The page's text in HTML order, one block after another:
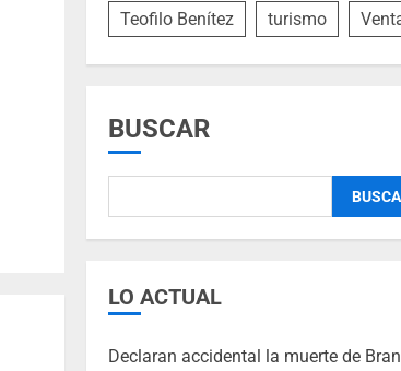
Teofilo Benítez turismo
BUSCAR
LO ACTUAL
Declaran accidental la muerte de